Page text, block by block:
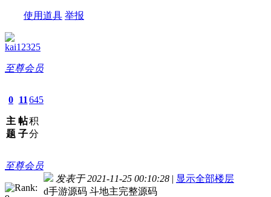
使用道具 举报
kai12325
至尊会员
0
主
题
11
帖
子
645
积
分
至尊会员
发表于 2021-11-25 00:10:28 | 显示全部楼层
d手游源码 斗地主完整源码